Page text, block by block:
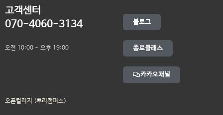
고객센터
070-4060-3134
오전 10:00 ~ 오후 19:00
블로그
종료클래스
카카오채널
오픈컬리지 (뿌리캠퍼스)